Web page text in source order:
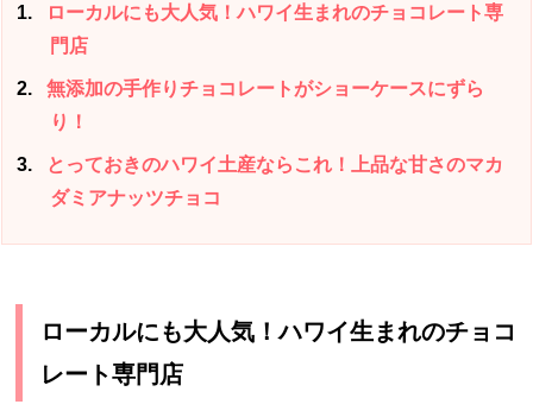
1
ローカルにも大人気！ハワイ生まれのチョコレート専
門店
2
無添加の手作りチョコレートがショーケースにずら
り！
3
とっておきのハワイ土産ならこれ！上品な甘さのマカ
ダミアナッツチョコ
ローカルにも大人気！ハワイ生まれのチョコ
レート専門店